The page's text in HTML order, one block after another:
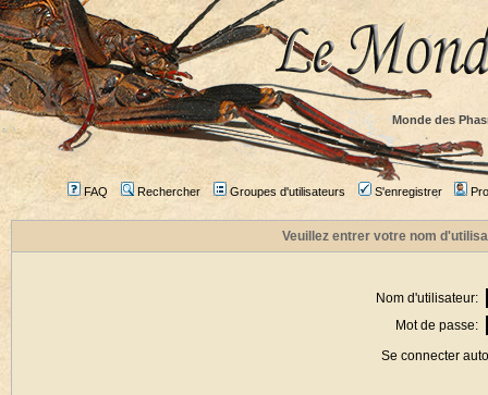
Monde des
FAQ Rechercher Groupes d'utilisateurs S'enregistrer
Veuillez entrer votre nom
Nom d'utilisateur:
Mot de passe:
Se connecter